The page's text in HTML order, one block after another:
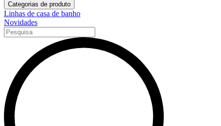
Categorias de produto
Linhas de casa de banho
Novidades